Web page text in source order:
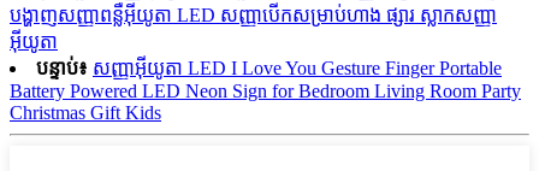
បង្ហាញសញ្ញាពន្លឺអ៊ីយូតា LED សញ្ញាបើកសម្រាប់ហាង ផ្សារ ស្លាកសញ្ញា
អ៊ីយូតា
បន្ទាប់៖ សញ្ញាអ៊ីយូតា LED I Love You Gesture Finger Portable
Battery Powered LED Neon Sign for Bedroom Living Room Party
Christmas Gift Kids